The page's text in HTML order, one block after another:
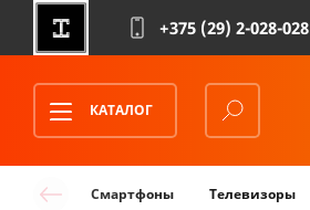
+375 (29) 2-028-028
КАТАЛОГ
Смартфоны Телевизоры